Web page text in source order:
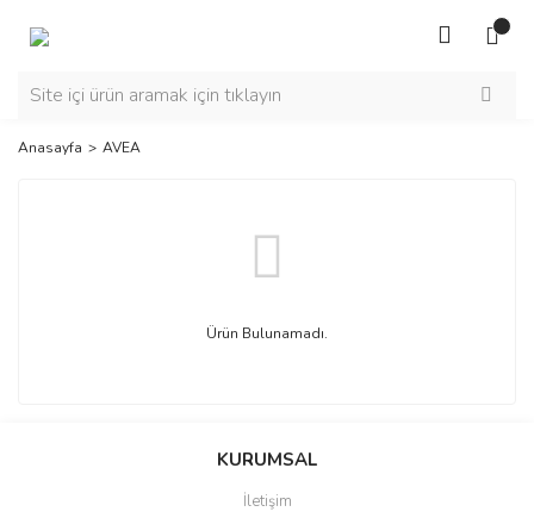
Anasayfa AVEA
Ürün Bulunamadı.
KURUMSAL
İletişim